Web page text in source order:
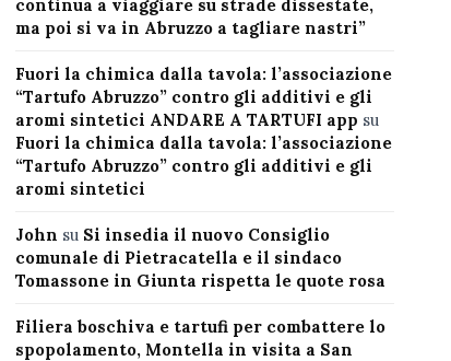
continua a viaggiare su strade dissestate,
ma poi si va in Abruzzo a tagliare nastri”
Fuori la chimica dalla tavola: l’associazione
“Tartufo Abruzzo” contro gli additivi e gli
aromi sintetici ANDARE A TARTUFI app su
Fuori la chimica dalla tavola: l’associazione
“Tartufo Abruzzo” contro gli additivi e gli
aromi sintetici
John su Si insedia il nuovo Consiglio
comunale di Pietracatella e il sindaco
Tomassone in Giunta rispetta le quote rosa
Filiera boschiva e tartufi per combattere lo
spopolamento, Montella in visita a San